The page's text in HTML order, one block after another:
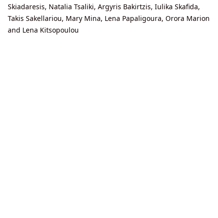
Skiadaresis, Natalia Tsaliki, Argyris Bakirtzis, Iulika Skafida,
Takis Sakellariou, Mary Mina, Lena Papaligoura, Orora Marion
and Lena Kitsopoulou